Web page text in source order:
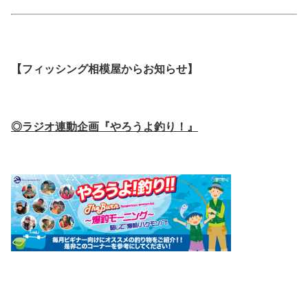
【フィッシング相模屋からお知らせ】
◎ラジオ連動企画『やろうよ釣り！』